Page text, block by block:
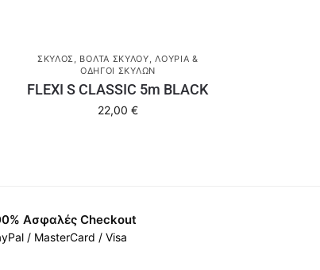
ΣΚΎΛΟΣ ΒΌΛΤΑ ΣΚΎΛΟΥ ,ΛΟΥΡΙΆ &
ΟΔΗΓΟΊ ΣΚΎΛΩΝ
FLEXI S CLASSIC 5m BLACK
22,00 €
Ασφαλές Checkout
/ MasterCard / Visa